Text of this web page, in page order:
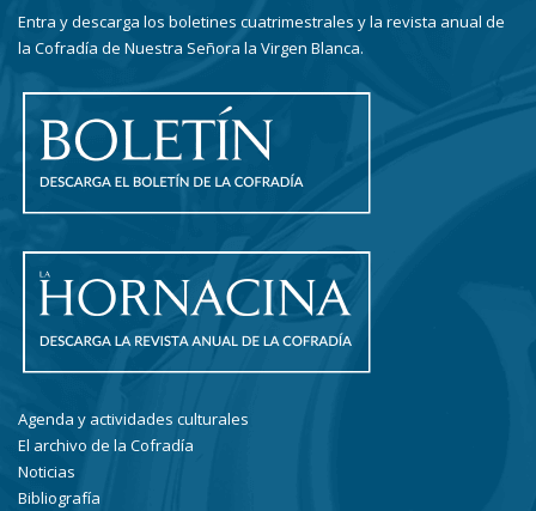
Entra y descarga los boletines cuatrimestrales y la revista anual de
la Cofradía de Nuestra Señora la Virgen Blanca.
Agenda y actividades culturales
El archivo de la Cofradía
Noticias
Bibliografía